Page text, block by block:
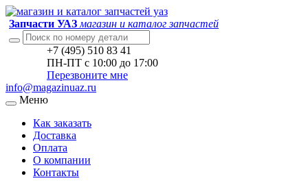
Запчасти УАЗ магазин и каталог запчастей
+7 (495) 510 83 41
ПН-ПТ с 10:00 до 17:00
Перезвоните мне
info@magazinuaz.ru
Меню
Как заказать
Доставка
Оплата
О компании
Контакты